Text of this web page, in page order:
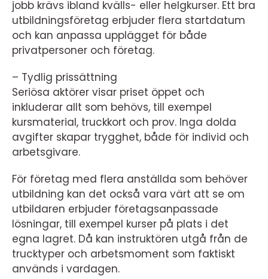
jobb krävs ibland kvälls- eller helgkurser. Ett bra
utbildningsföretag erbjuder flera startdatum
och kan anpassa upplägget för både
privatpersoner och företag.
– Tydlig prissättning
Seriösa aktörer visar priset öppet och
inkluderar allt som behövs, till exempel
kursmaterial, truckkort och prov. Inga dolda
avgifter skapar trygghet, både för individ och
arbetsgivare.
För företag med flera anställda som behöver
utbildning kan det också vara värt att se om
utbildaren erbjuder företagsanpassade
lösningar, till exempel kurser på plats i det
egna lagret. Då kan instruktören utgå från de
trucktyper och arbetsmoment som faktiskt
används i vardagen.